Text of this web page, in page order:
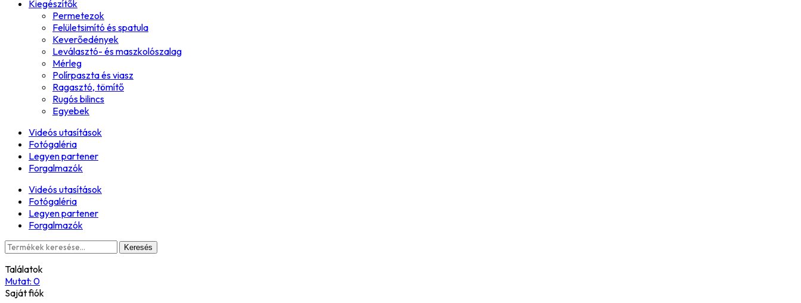
Kiegészítők
Permetezok
Felületsimító és spatula
Keverőedények
Leválasztó- és maszkolószalag
Mérleg
Polírpaszta és viasz
Ragasztó, tömítő
Rugós bilincs
Egyebek
Videós utasítások
Fotógaléria
Legyen partener
Forgalmazók
Videós utasítások
Fotógaléria
Legyen partener
Forgalmazók
Keresés
következőre:
Keresés
Találatok
Mutat: 0
Saját fiók